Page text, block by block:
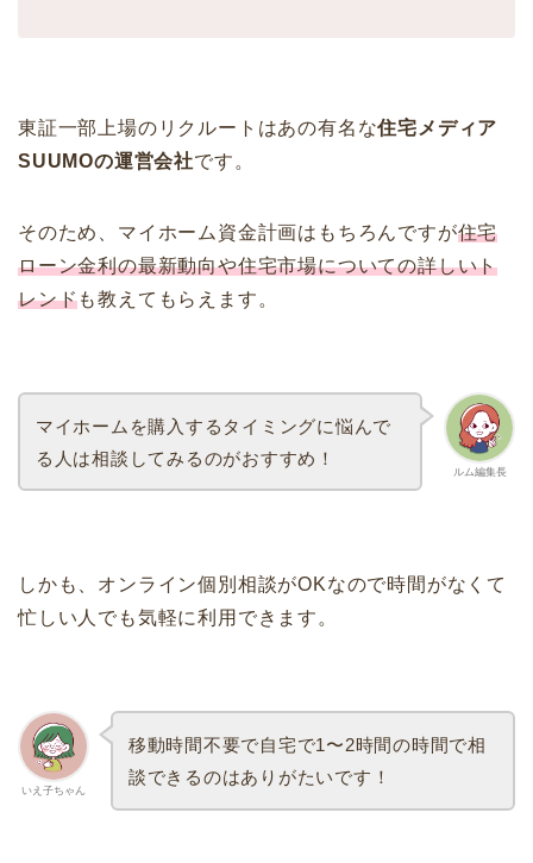
東証一部上場のリクルートはあの有名な住宅メディア
SUUMOの運営会社です。
そのため、マイホーム資金計画はもちろんですが住宅
ローン金利の最新動向や住宅市場についての詳しいト
レンドも教えてもらえます。
ルム編集長
マイホームを購入するタイミングに悩んで
る人は相談してみるのがおすすめ！
しかも、オンライン個別相談がOKなので時間がなくて
忙しい人でも気軽に利用できます。
いえ子ちゃん
移動時間不要で自宅で1〜2時間の時間で相
談できるのはありがたいです！